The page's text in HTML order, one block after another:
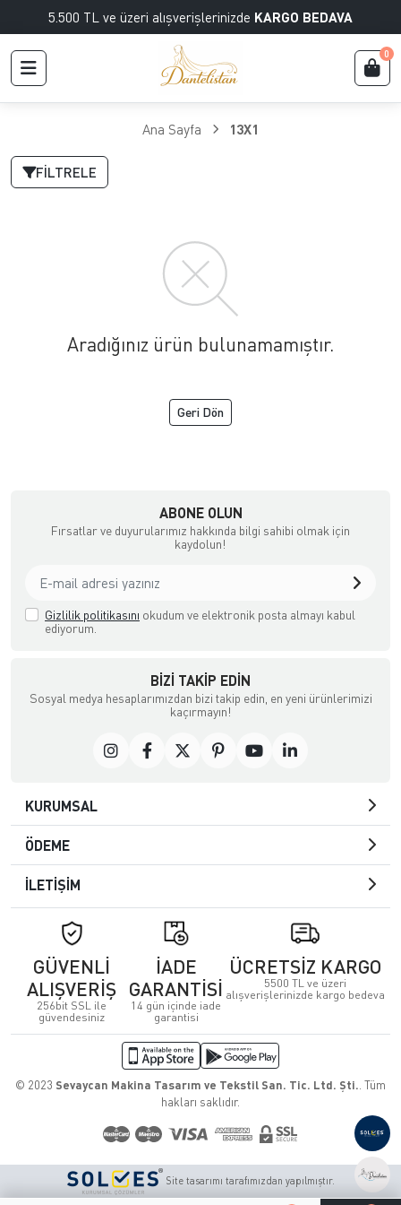
5.500 TL ve üzeri alışverişlerinizde KARGO BEDAVA
0
Ana Sayfa 13X1
FILTRELE
Aradığınız ürün bulunamamıştır.
Geri Dön
ABONE OLUN
Fırsatlar ve duyurularımız hakkında bilgi sahibi olmak için
kaydolun!
Gizlilik politikasını okudum ve elektronik posta almayı kabul
ediyorum.
BIZI TAKIP EDIN
Sosyal medya hesaplarımızdan bizi takip edin, en yeni ürünlerimizi
kaçırmayın!
KURUMSAL
ÖDEME
İLETİŞİM
GÜVENLİ
ALIŞVERİŞ
256bit SSL ile
güvendesiniz
İADE
GARANTİSİ
14 gün içinde iade
garantisi
ÜCRETSİZ KARGO
5500 TL ve üzeri
alışverişlerinizde kargo bedeva
© 2023 Sevaycan Makina Tasarım ve Tekstil San. Tic. Ltd. Şti. . Tüm
hakları saklıdır.
Site tasarımı tarafımızdan yapılmıştır.